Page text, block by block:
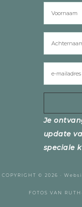
Je
update
speciale
COPYRIGHT © 2026 ·
FOTOS VAN